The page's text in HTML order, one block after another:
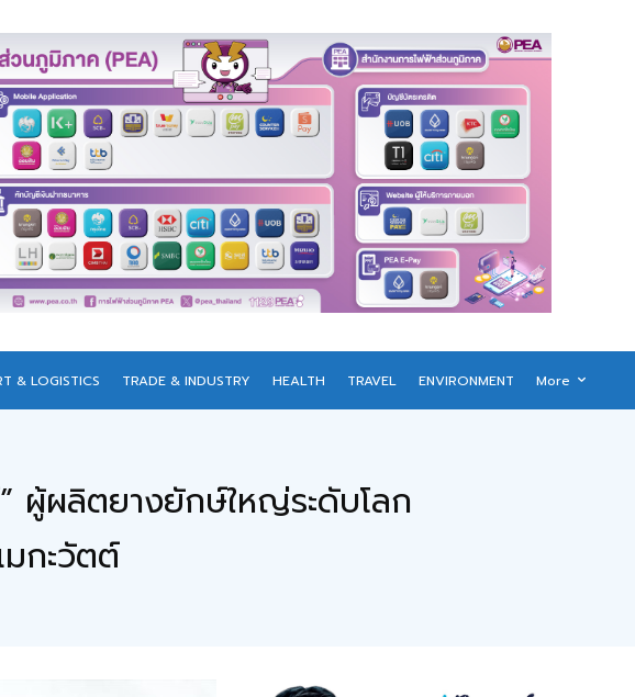
& LOGISTICS TRADE & INDUSTRY HEALTH TRAVEL ENVIRONMENT More
ผู้ผลิตยางยักษ์ใหญ่ระดับโลก
กะวัตต์